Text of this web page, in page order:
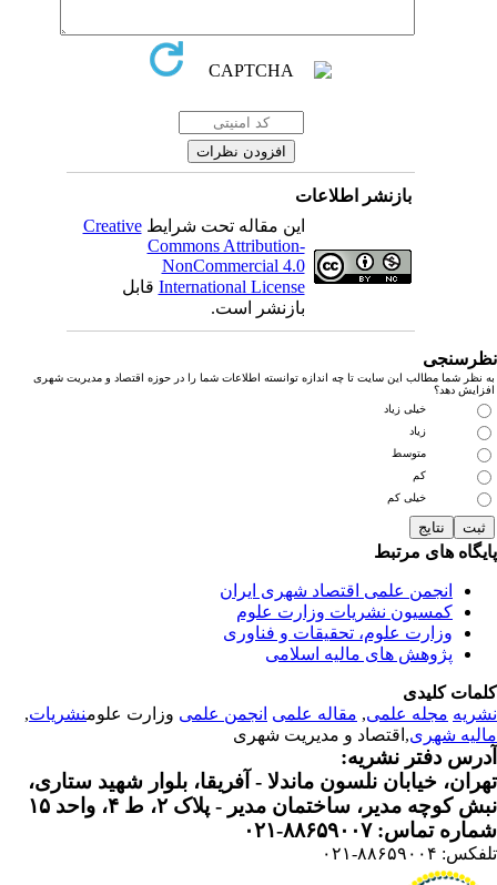
بازنشر اطلاعات
این مقاله تحت شرایطCreative
Commons Attribution-
NonCommercial 4.0
International Licenseقابل
بازنشر است.
نظر شما مطالب این سایت تا چه اندازه توانسته اطلاعات شما را در حوزه اقتصاد و مدیریت شهری
دهد؟
خیلی زیاد
زیاد
متوسط
خیلی کم
های مرتبط
انجمن علمی اقتصاد شهری ایران
کمسیون نشریات وزارت علوم
وزارت علوم، تحقیقات و فناوری
پژوهش های مالیه اسلامی
کلیدی
مجله علمی, مقاله علمی انجمن علمیوزارت علومنشریات,
شهری ,اقتصاد و مدیریت شهری
دفتر نشریه:
خیابان نلسون ماندلا - آفریقا، بلوار شهید ستاری،
کوچه مدیر، ساختمان مدیر - پلاک ۲، ط ۴، واحد ۱۵
تماس: ۸۸۶۵۹۰۰۷-۰۲۱
۸۸۶۵۹۰۰۴-۰۲۱